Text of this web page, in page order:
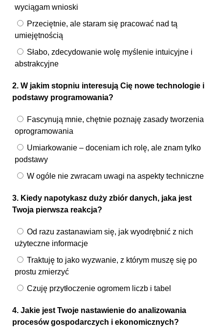
wyciągam wnioski
Przeciętnie, ale staram się pracować nad tą
umiejętnością
Słabo, zdecydowanie wolę myślenie intuicyjne i
abstrakcyjne
2. W jakim stopniu interesują Cię nowe technologie i
podstawy programowania?
Fascynują mnie, chętnie poznaję zasady tworzenia
oprogramowania
Umiarkowanie – doceniam ich rolę, ale znam tylko
podstawy
W ogóle nie zwracam uwagi na aspekty techniczne
3. Kiedy napotykasz duży zbiór danych, jaka jest
Twoja pierwsza reakcja?
Od razu zastanawiam się, jak wyodrębnić z nich
użyteczne informacje
Traktuję to jako wyzwanie, z którym muszę się po
prostu zmierzyć
Czuję przytłoczenie ogromem liczb i tabel
4. Jakie jest Twoje nastawienie do analizowania
procesów gospodarczych i ekonomicznych?